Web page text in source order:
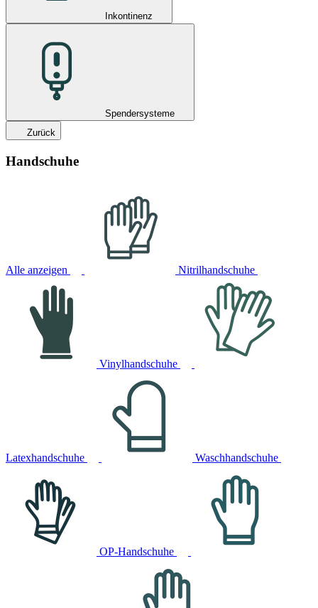
Inkontinenz
Spendersysteme
Zurück
Handschuhe
Alle anzeigen Nitrilhandschuhe
Vinylhandschuhe
Latexhandschuhe Waschhandschuhe
OP-Handschuhe